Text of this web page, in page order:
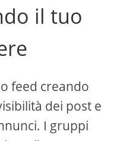
il tuo
feed creando
dei post e
I gruppi